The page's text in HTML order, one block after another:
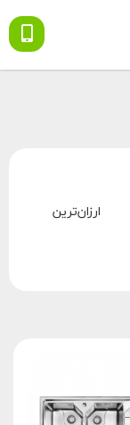
ارزان‌ترین